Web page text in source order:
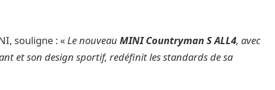
souligne : «Le nouveauMINI Countryman S ALL4, avec
et son design sportif, redéfinit les standards de sa